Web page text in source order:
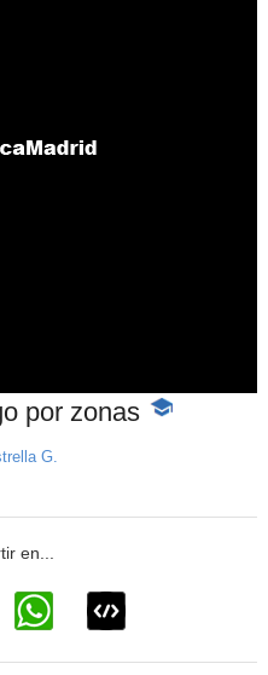
por zonas -
G.